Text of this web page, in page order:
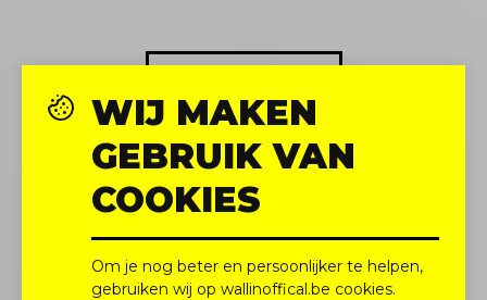
Socials
WIJ MAKEN
GEBRUIK VAN
COOKIES
Om je nog beter en persoonlijker te helpen,
gebruiken wij op wallinoffical.be cookies.